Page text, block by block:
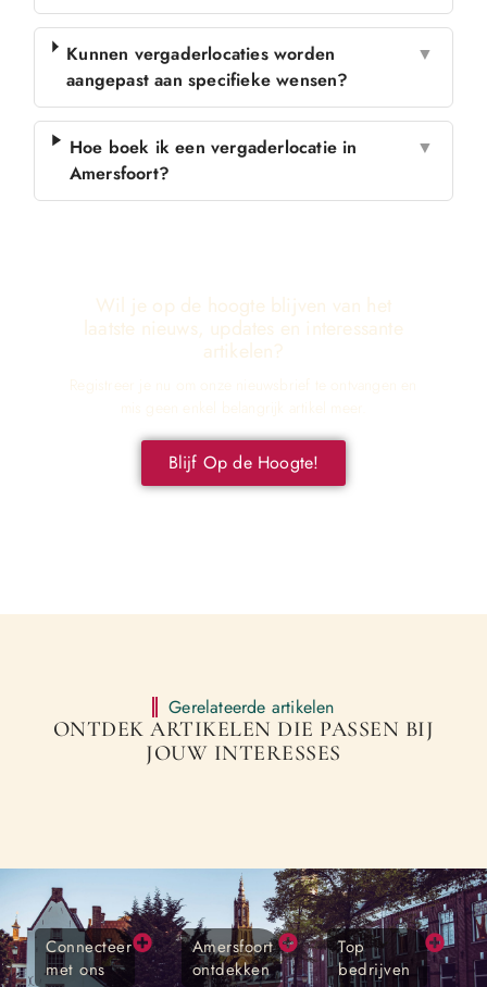
Kunnen vergaderlocaties worden
aangepast aan specifieke wensen?
▼
Hoe boek ik een vergaderlocatie in
Amersfoort?
▼
Wil je op de hoogte blijven van het
laatste nieuws, updates en interessante
artikelen?
Registreer je nu om onze nieuwsbrief te ontvangen en
mis geen enkel belangrijk artikel meer.
Blijf Op de Hoogte!
Gerelateerde artikelen
ONTDEK ARTIKELEN DIE PASSEN BIJ
JOUW INTERESSES
Connecteer
met ons
Amersfoort
ontdekken
Top
bedrijven